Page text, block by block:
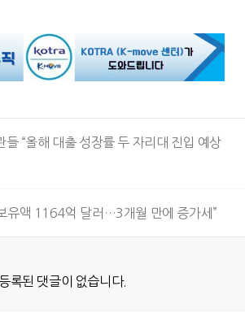
들 “올해 대출 성장률 두 자리대 진입 예상
유액 1164억 달러…3개월 만에 증가세”
등록된 댓글이 없습니다.